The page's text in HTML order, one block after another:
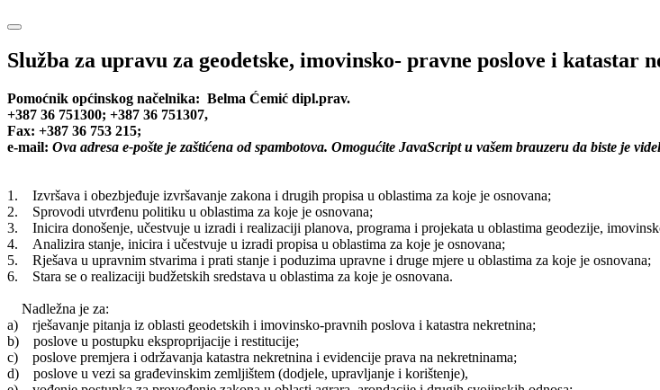
Služba za upravu za geodetske, imovinsko- pravne poslove i katastar
Pomoćnik općinskog načelnika: Belma Ćemić dipl.prav.
+387 36 751300; +387 36 751307,
Fax: +387 36 753 215;
e-mail: Ova adresa e-pošte je zaštićena od spambotova. Omogućite JavaScript u vašem brauzeru da biste je
1. Izvršava i obezbjeđuje izvršavanje zakona i drugih propisa u oblastima za koje je osnovana;
2. Sprovodi utvrđenu politiku u oblastima za koje je osnovana;
3. Inicira donošenje, učestvuje u izradi i realizaciji planova, programa i projekata u oblastima geodezije,
4. Analizira stanje, inicira i učestvuje u izradi propisa u oblastima za koje je osnovana;
5. Rješava u upravnim stvarima i prati stanje i poduzima upravne i druge mjere u oblastima za koje je osnovana;
6. Stara se o realizaciji budžetskih sredstava u oblastima za koje je osnovana.
Nadležna je za:
a) rješavanje pitanja iz oblasti geodetskih i imovinsko-pravnih poslova i katastra nekretnina;
b) poslove u postupku eksproprijacije i restitucije;
c) poslove premjera i održavanja katastra nekretnina i evidencije prava na nekretninama;
d) poslove u vezi sa građevinskim zemljištem (dodjele, upravljanje i korištenje),